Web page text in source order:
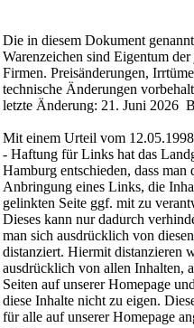
Die in diesem Dokument
Warenzeichen sind Eigentum
Firmen. Preisänderungen,
technische Änderungen
letzte Änderung: 21. Juni 2026
Mit einem Urteil vom
- Haftung für Links hat das
Hamburg entschieden, dass man
Anbringung eines Links, die
gelinkten Seite ggf. mit zu
Dieses kann nur dadurch
man sich ausdrücklich von
distanziert. Hiermit distanzieren
ausdrücklich von allen Inhalten,
Seiten auf unserer Homepage
diese Inhalte nicht zu eigen.
für alle auf unserer Homepage